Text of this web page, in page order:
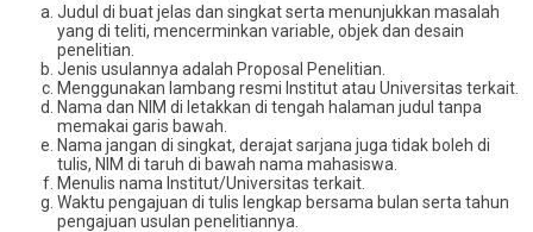
Judul di buat jelas dan singkat serta menunjukkan masalah
yang di teliti, mencerminkan variable, objek dan desain
penelitian.
Jenis usulannya adalah Proposal Penelitian.
Menggunakan lambang resmi Institut atau Universitas terkait.
Nama dan NIM di letakkan di tengah halaman judul tanpa
memakai garis bawah.
Nama jangan di singkat, derajat sarjana juga tidak boleh di
tulis, NIM di taruh di bawah nama mahasiswa.
Menulis nama Institut/Universitas terkait.
Waktu pengajuan di tulis lengkap bersama bulan serta tahun
pengajuan usulan penelitiannya.